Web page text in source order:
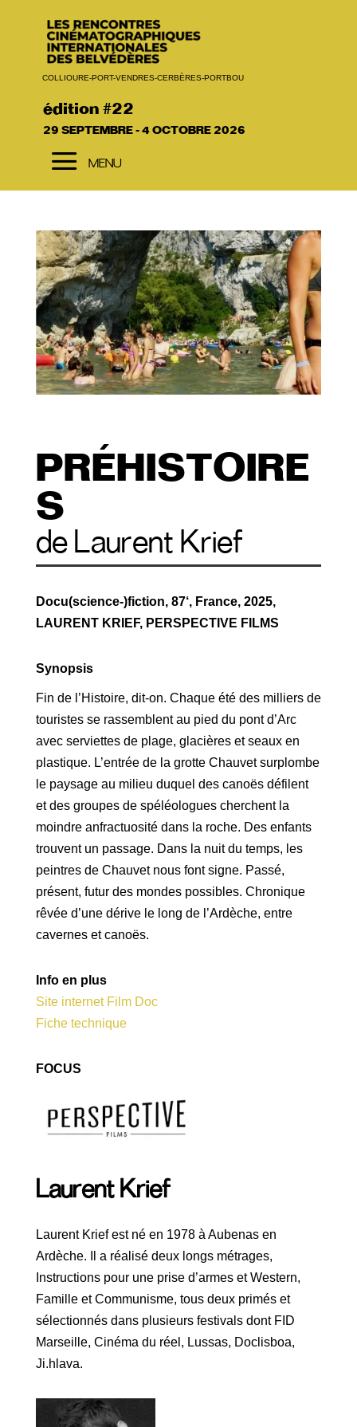
COLLIOURE-PORT-VENDRES-CERBÈRES-PORTBOU
édition #22
29 SEPTEMBRE - 4 OCTOBRE 2026
a MENU
PRÉHISTOIRE
S
de Laurent Krief
Docu(science-)fiction, 87‘, France, 2025,
LAURENT KRIEF, PERSPECTIVE FILMS
Synopsis
Fin de l’Histoire, dit-on. Chaque été des milliers de
touristes se rassemblent au pied du pont d’Arc
avec serviettes de plage, glacières et seaux en
plastique. L’entrée de la grotte Chauvet surplombe
le paysage au milieu duquel des canoës défilent
et des groupes de spéléologues cherchent la
moindre anfractuosité dans la roche. Des enfants
trouvent un passage. Dans la nuit du temps, les
peintres de Chauvet nous font signe. Passé,
présent, futur des mondes possibles. Chronique
rêvée d’une dérive le long de l’Ardèche, entre
cavernes et canoës.
Info en plus
Site internet Film Doc
Fiche technique
FOCUS
Laurent Krief
Laurent Krief est né en 1978 à Aubenas en
Ardèche. Il a réalisé deux longs métrages,
Instructions pour une prise d’armes et Western,
Famille et Communisme, tous deux primés et
sélectionnés dans plusieurs festivals dont FID
Marseille, Cinéma du réel, Lussas, Doclisboa,
Ji.hlava.